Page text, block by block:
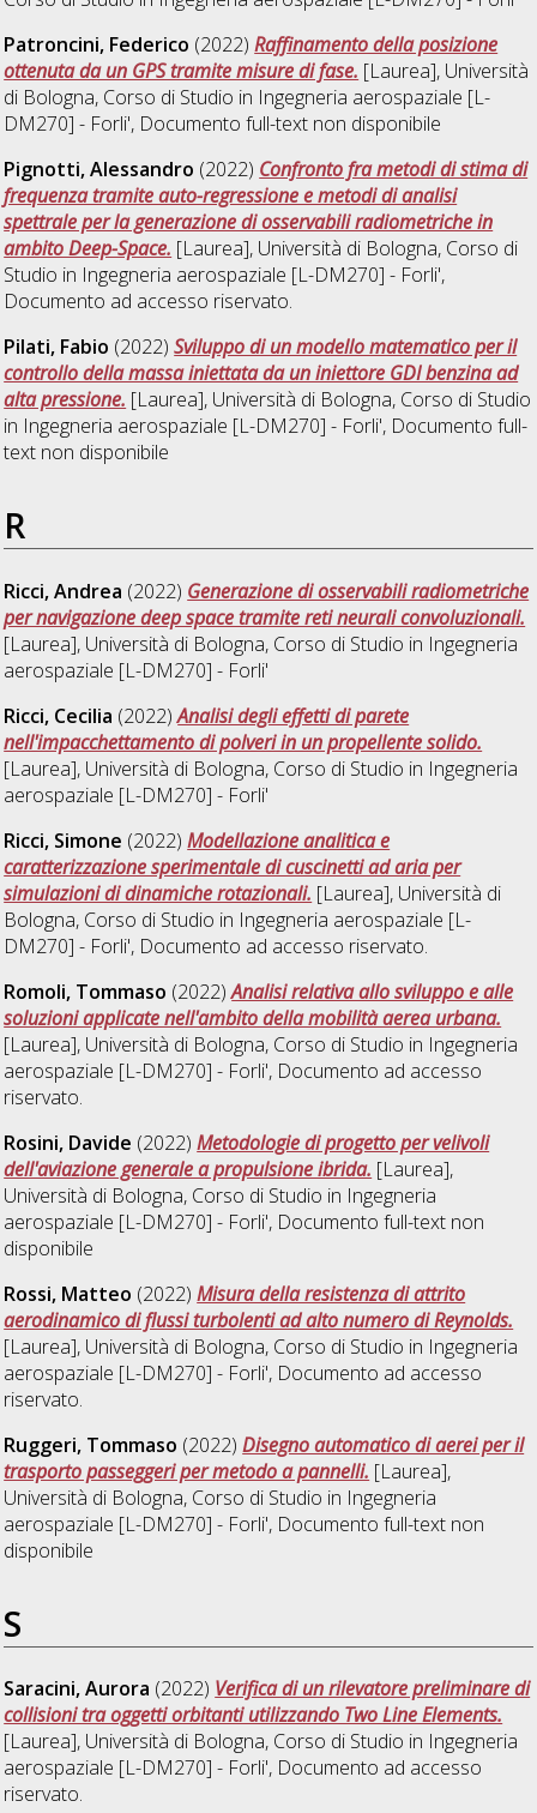
Patroncini, Federico (2022)Raffinamento della posizione
ottenuta da un GPS tramite misure di fase. [Laurea], Università
di Bologna, Corso di Studio in Ingegneria aerospaziale [L-
DM270] - Forli', Documento full-text non disponibile
Pignotti, Alessandro (2022) Confronto fra metodi di stima di
frequenza tramite auto-regressione e metodi di analisi
spettrale per la generazione di osservabili radiometriche in
ambito Deep-Space. [Laurea], Università di Bologna, Corso di
Studio in Ingegneria aerospaziale [L-DM270] - Forli',
Documento ad accesso riservato.
Pilati, Fabio (2022)Sviluppo di un modello matematico per il
controllo della massa iniettata da un iniettore GDI benzina ad
alta pressione. [Laurea], Università di Bologna, Corso di Studio
in Ingegneria aerospaziale [L-DM270] - Forli', Documento full-
text non disponibile
R
Ricci, Andrea (2022) Generazione di osservabili radiometriche
per navigazione deep space tramite reti neurali convoluzionali.
[Laurea], Università di Bologna, Corso di Studio in Ingegneria
aerospaziale [L-DM270] - Forli'
Ricci, Cecilia (2022)Analisi degli effetti di parete
nell'impacchettamento di polveri in un propellente solido.
[Laurea], Università di Bologna, Corso di Studio in Ingegneria
aerospaziale [L-DM270] - Forli'
Ricci, Simone (2022)Modellazione analitica e
caratterizzazione sperimentale di cuscinetti ad aria per
simulazioni di dinamiche rotazionali. [Laurea], Università di
Bologna, Corso di Studio in Ingegneria aerospaziale [L-
DM270] - Forli', Documento ad accesso riservato.
Romoli, Tommaso (2022)Analisi relativa allo sviluppo e alle
soluzioni applicate nell'ambito della mobilità aerea urbana.
[Laurea], Università di Bologna, Corso di Studio in Ingegneria
aerospaziale [L-DM270] - Forli', Documento ad accesso
riservato.
Rosini, Davide (2022)Metodologie di progetto per velivoli
dell'aviazione generale a propulsione ibrida. [Laurea],
Università di Bologna, Corso di Studio in Ingegneria
aerospaziale [L-DM270] - Forli', Documento full-text non
disponibile
Rossi, Matteo (2022)Misura della resistenza di attrito
aerodinamico di flussi turbolenti ad alto numero di Reynolds.
[Laurea], Università di Bologna, Corso di Studio in Ingegneria
aerospaziale [L-DM270] - Forli', Documento ad accesso
riservato.
Ruggeri, Tommaso (2022)Disegno automatico di aerei per il
trasporto passeggeri per metodo a pannelli. [Laurea],
Università di Bologna, Corso di Studio in Ingegneria
aerospaziale [L-DM270] - Forli', Documento full-text non
disponibile
S
Saracini, Aurora (2022) Verifica di un rilevatore preliminare di
collisioni tra oggetti orbitanti utilizzando Two Line Elements.
[Laurea], Università di Bologna, Corso di Studio in Ingegneria
aerospaziale [L-DM270] - Forli', Documento ad accesso
riservato.